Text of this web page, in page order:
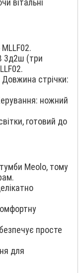
вітальні
3д2ш (три
Довжина стрічки:
ножний
готовий до
Meolo, тому
просте
для